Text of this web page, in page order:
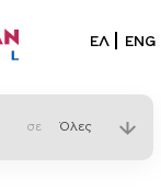
ΕΛ ENG
σε